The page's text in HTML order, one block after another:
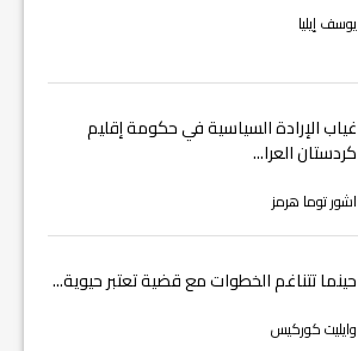
يوسف إيليا
غياب الإرادة السياسية في حكومة إقليم
كردستان العرا...
اشور توما هرمز
حينما تتناغم الخطوات مع قضية تعتبر حيوية...
وايليت كوركيس